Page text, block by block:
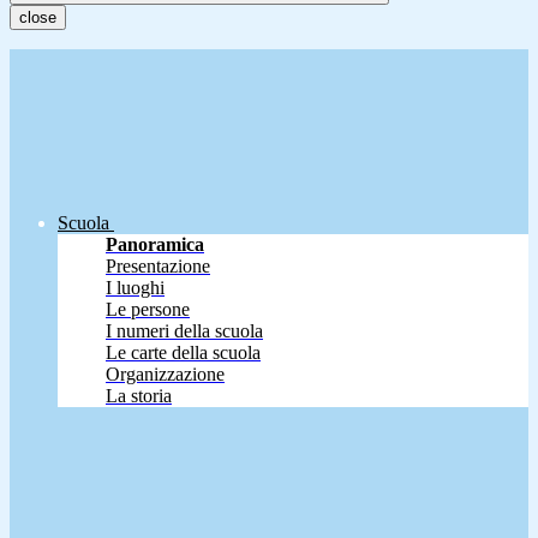
close
Scuola
Panoramica
Presentazione
I luoghi
Le persone
I numeri della scuola
Le carte della scuola
Organizzazione
La storia